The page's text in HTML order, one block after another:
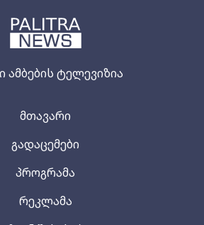
ამბების ტელევიზია
მთავარი
გადაცემები
პროგრამა
რეკლამა